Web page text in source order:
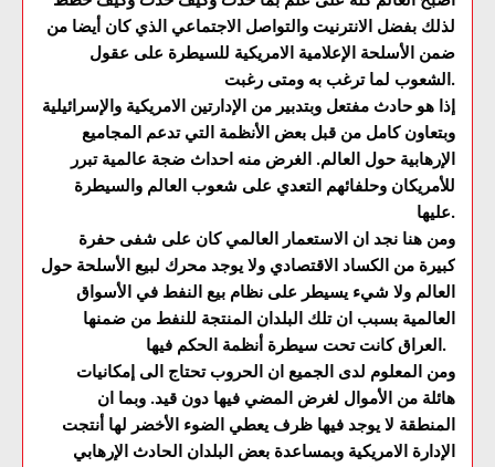
لذلك بفضل الانترنيت والتواصل الاجتماعي الذي كان أيضا من
ضمن الأسلحة الإعلامية الامريكية للسيطرة على عقول
الشعوب لما ترغب به ومتى رغبت.
إذا هو حادث مفتعل وبتدبير من الإدارتين الامريكية والإسرائيلية
وبتعاون كامل من قبل بعض الأنظمة التي تدعم المجاميع
الإرهابية حول العالم. الغرض منه احداث ضجة عالمية تبرر
للأمريكان وحلفائهم التعدي على شعوب العالم والسيطرة
عليها.
ومن هنا نجد ان الاستعمار العالمي كان على شفى حفرة
كبيرة من الكساد الاقتصادي ولا يوجد محرك لبيع الأسلحة حول
العالم ولا شيء يسيطر على نظام بيع النفط في الأسواق
العالمية بسبب ان تلك البلدان المنتجة للنفط من ضمنها
العراق كانت تحت سيطرة أنظمة الحكم فيها.
ومن المعلوم لدى الجميع ان الحروب تحتاج الى إمكانيات
هائلة من الأموال لغرض المضي فيها دون قيد. وبما ان
المنطقة لا يوجد فيها ظرف يعطي الضوء الأخضر لها أنتجت
الإدارة الامريكية وبمساعدة بعض البلدان الحادث الإرهابي